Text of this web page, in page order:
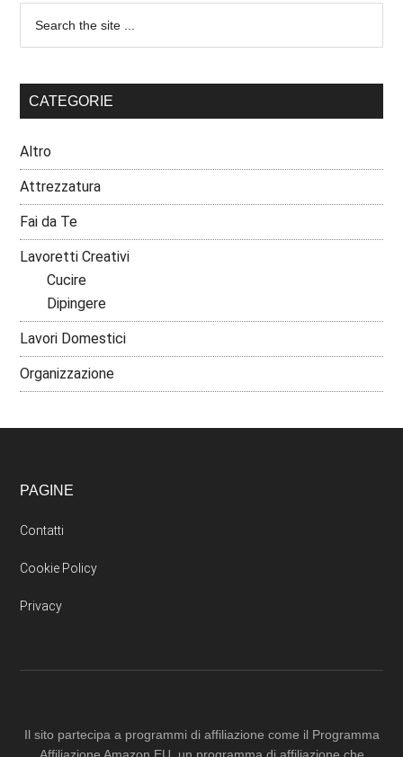
CATEGORIE
Altro
Attrezzatura
Fai da Te
Lavoretti Creativi
Cucire
Dipingere
Lavori Domestici
Organizzazione
PAGINE
Contatti
Cookie Policy
Privacy
Il sito partecipa a programmi di affiliazione come il Programma